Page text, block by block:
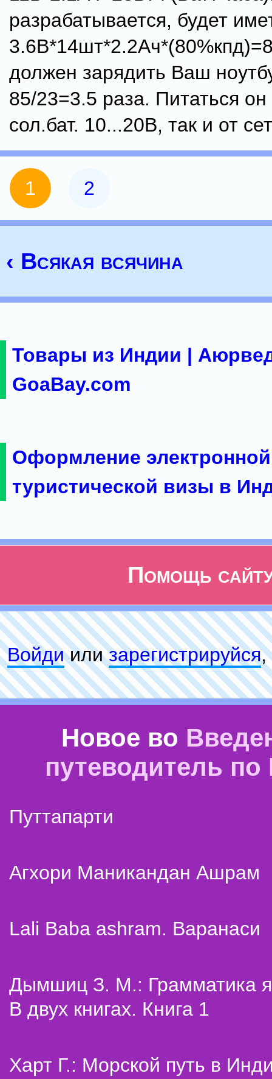
разрабатывается, будет
должен зарядить Ваш
85/23=3.5 раза. Питаться он
сол.бат. 10...20В, так и от
1 2
‹ Всякая всячина
Товары из Индии |
GoaBay.com
Оформление электронной
туристической визы в
Помощь
Войдиилизарeгиcтpируйся,
Новое во
путеводитель
Путтапарти
Агхори Маникандан Ашрам
Lali Baba ashram. Варанаси
Дымшиц З. М.: Грамматика
В двух книгах. Книга 1
Харт Г.: Морской путь в